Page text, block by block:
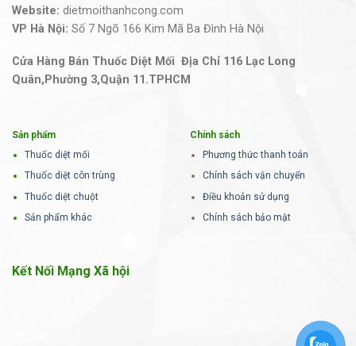
Website: dietmoithanhcong.com
VP Hà Nội: Số 7 Ngõ 166 Kim Mã Ba Đình Hà Nội
Cửa Hàng Bán Thuốc Diệt Mối Địa Chỉ 116 Lạc Long
Quân,Phường 3,Quận 11.TPHCM
Sản phẩm
Thuốc diệt mối
Thuốc diệt côn trùng
Thuốc diệt chuột
Sản phẩm khác
Chính sách
Phương thức thanh toán
Chính sách vận chuyển
Điều khoản sử dụng
Chính sách bảo mật
Kết Nối Mạng Xã hội